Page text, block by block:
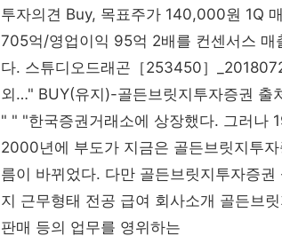
투자의견 Buy, 목표주가 140,000원 1Q
705억/영업이익 95억 2배를 컨센서스
다. 스튜디오드래곤［253450］
외…" BUY(유지)-골든브릿지투자증권
" " "한국증권거래소에 상장했다. 그러나
2000년에 부도가 지금은 골든브릿지투
름이 바뀌었다. 다만 골든브릿지투자증
지 근무형태 전공 급여 회사소개 골든브
판매 등의 업무를 영위하는